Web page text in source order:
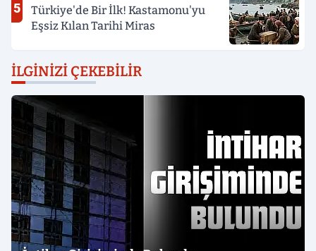
5
Türkiye'de Bir İlk! Kastamonu'yu
Eşsiz Kılan Tarihi Miras
İLGINIZI ÇEKEBILIR